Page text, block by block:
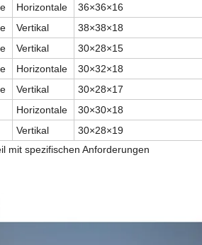
Horizontale 36×36×16
Vertikal 38×38×18
Vertikal 30×28×15
Horizontale 30×32×18
Vertikal 30×28×17
Horizontale 30×30×18
Vertikal 30×28×19
mit spezifischen Anforderungen